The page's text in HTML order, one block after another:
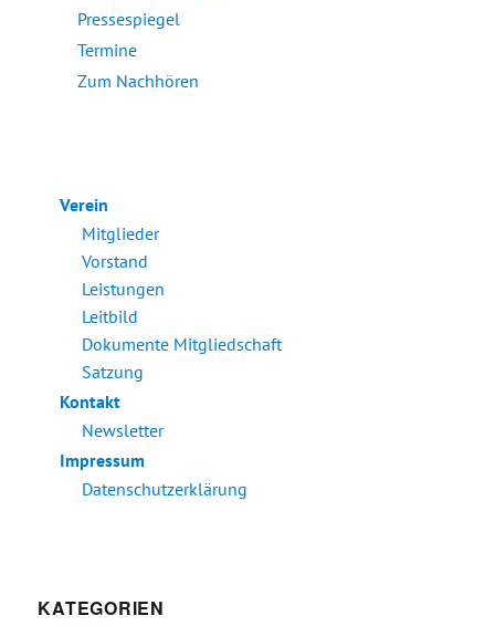
Pressespiegel
Termine
Zum Nachhören
Verein
Mitglieder
Vorstand
Leistungen
Leitbild
Dokumente Mitgliedschaft
Satzung
Kontakt
Newsletter
Impressum
Datenschutzerklärung
KATEGORIEN